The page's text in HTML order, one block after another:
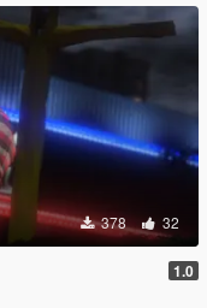
378 32
1.0